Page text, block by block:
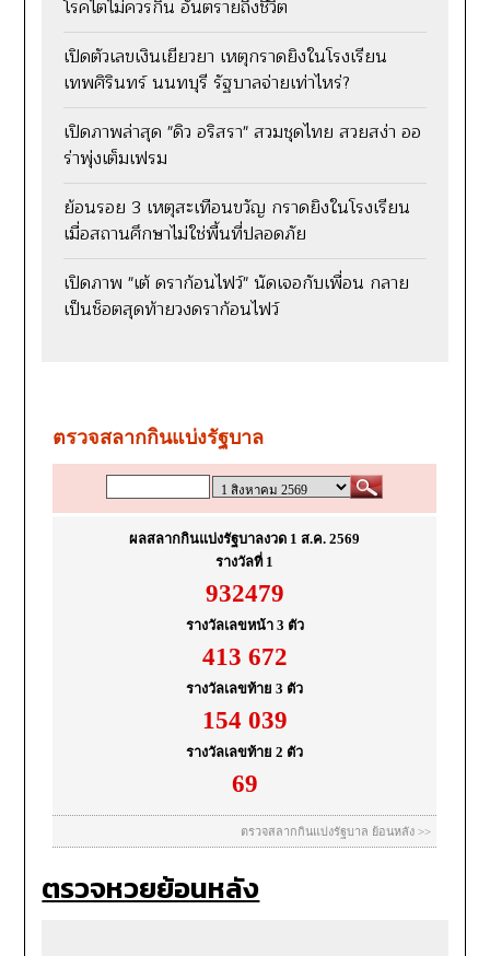
โรคไตไม่ควรกิน อันตรายถึงชีวิต
เปิดตัวเลขเงินเยียวยา เหตุกราดยิงในโรงเรียน
เทพศิรินทร์ นนทบุรี รัฐบาลจ่ายเท่าไหร่?
เปิดภาพล่าสุด "ดิว อริสรา" สวมชุดไทย สวยสง่า ออ
ร่าพุ่งเต็มเฟรม
ย้อนรอย 3 เหตุสะเทือนขวัญ กราดยิงในโรงเรียน
เมื่อสถานศึกษาไม่ใช่พื้นที่ปลอดภัย
เปิดภาพ "เต้ ดราก้อนไฟว์" นัดเจอกับเพื่อน กลาย
เป็นช็อตสุดท้ายวงดราก้อนไฟว์
ตรวจหวยย้อนหลัง